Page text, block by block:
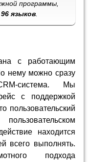
программы,
96 языков.
с работающим
нему можно сразу
система. Мы
с поддержкой
пользовательский
находится
всего выполнять.
подхода